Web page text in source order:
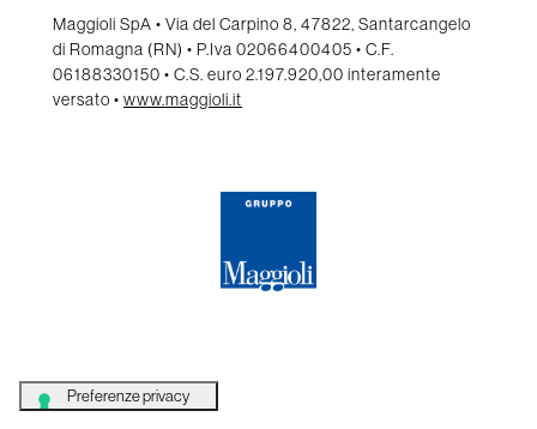
Maggioli SpA • Via del Carpino 8, 47822, Santarcangelo
di Romagna (RN) • P.Iva 02066400405 • C.F.
06188330150 • C.S. euro 2.197.920,00 interamente
versato • www.maggioli.it